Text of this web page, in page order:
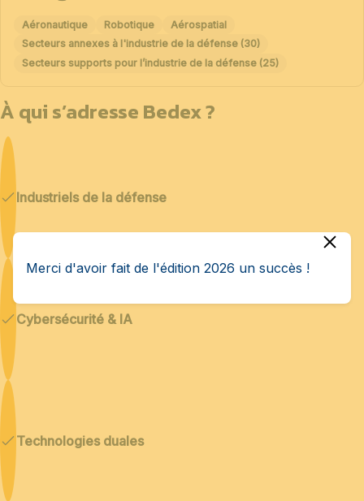
Aéronautique Robotique
Aérospatial
Secteurs annexes à l'industrie de la défense (30)
Secteurs supports pour l’industrie de la défense (25)
À qui s’adresse Bedex ?
Industriels de la défense
Cybersécurité & IA
Technologies duales
Merci d'avoir fait de l'édition 2026 un succès !